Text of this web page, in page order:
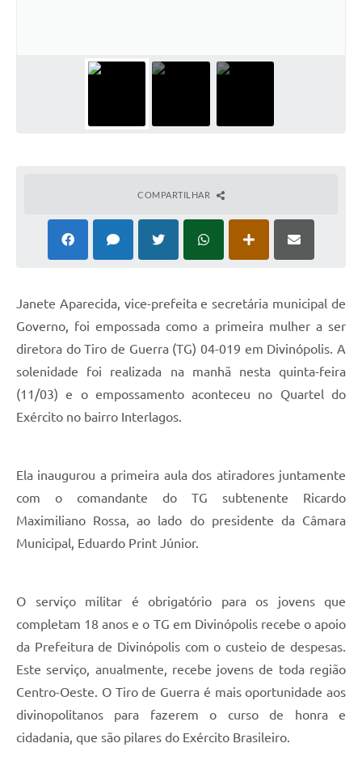
COMPARTILHAR
Janete Aparecida, vice-prefeita e secretária municipal de
Governo, foi empossada como a primeira mulher a ser
diretora do Tiro de Guerra (TG) 04-019 em Divinópolis. A
solenidade foi realizada na manhã nesta quinta-feira
(11/03) e o empossamento aconteceu no Quartel do
Exército no bairro Interlagos.
Ela inaugurou a primeira aula dos atiradores juntamente
com o comandante do TG subtenente Ricardo
Maximiliano Rossa, ao lado do presidente da Câmara
Municipal, Eduardo Print Júnior.
O serviço militar é obrigatório para os jovens que
completam 18 anos e o TG em Divinópolis recebe o apoio
da Prefeitura de Divinópolis com o custeio de despesas.
Este serviço, anualmente, recebe jovens de toda região
Centro-Oeste. O Tiro de Guerra é mais oportunidade aos
divinopolitanos para fazerem o curso de honra e
cidadania, que são pilares do Exército Brasileiro.